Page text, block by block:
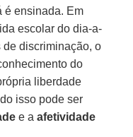
é ensinada. Em
escolar do dia-a-
de discriminação, o
do
liberdade
isso pode ser
e aafetividade